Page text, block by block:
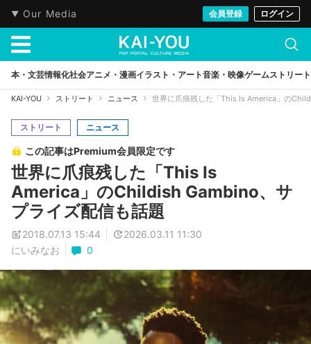
Our Media 会員登録 ログイン
本・文芸情報化社会アニメ・漫画イラスト・アート音楽・映像ゲームストリート
KAI-YOU ストリート ニュース 世界に爪痕残した「This Is America」の
ストリート ニュース
この記事はPremium会員限定です
世界に爪痕残した「This Is
America」のChildish Gambino、サ
プライズ配信も話題
2018.07.13 15:44
2026.03.11 11:30
にいみなお
0